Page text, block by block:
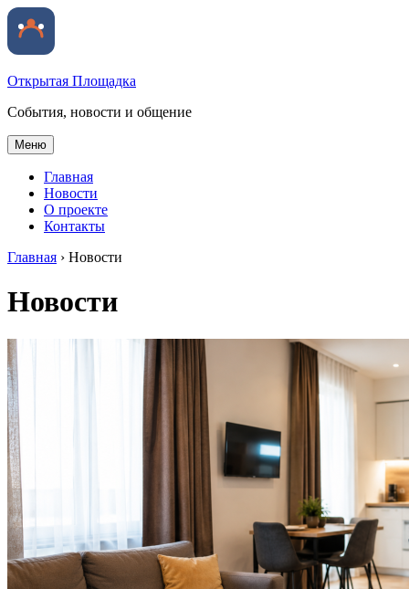
Открытая Площадка
События, новости и общение
Меню
Главная
Новости
О проекте
Контакты
Главная › Новости
Новости